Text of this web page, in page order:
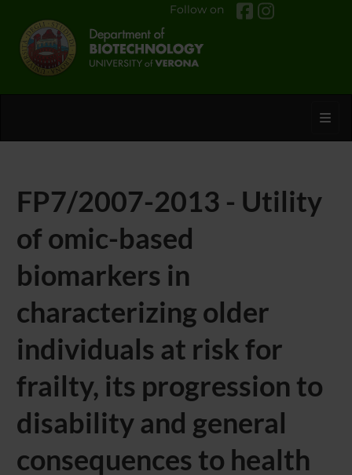
Follow on
FP7/2007-2013 - Utility
of omic-based
biomarkers in
characterizing older
individuals at risk for
frailty, its progression to
disability and general
consequences to health